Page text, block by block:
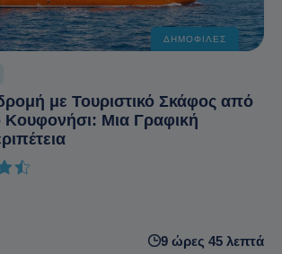
ΔΗΜΟΦΙΛΈΣ
με Τουριστικό Σκάφος από
Κουφονήσι: Μια Γραφική
9 ώρες 45 λεπτά